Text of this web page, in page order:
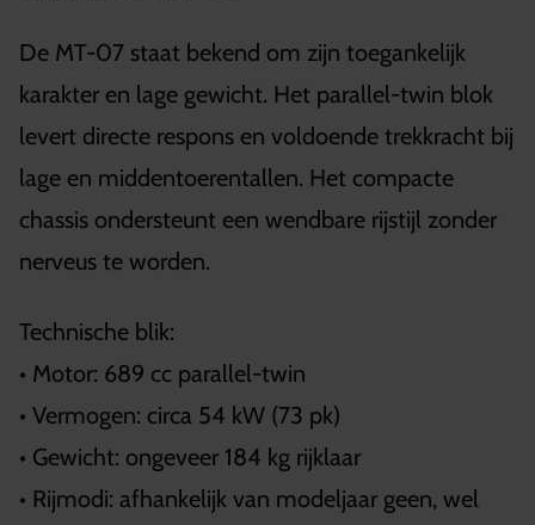
De MT-07 staat bekend om zijn toegankelijk
karakter en lage gewicht. Het parallel-twin blok
levert directe respons en voldoende trekkracht bij
lage en middentoerentallen. Het compacte
chassis ondersteunt een wendbare rijstijl zonder
nerveus te worden.
Technische blik:
• Motor: 689 cc parallel-twin
• Vermogen: circa 54 kW (73 pk)
• Gewicht: ongeveer 184 kg rijklaar
• Rijmodi: afhankelijk van modeljaar geen, wel